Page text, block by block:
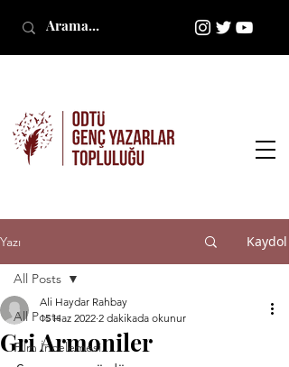
Yazı Kaydol
All Posts
Film İncelemesi
All Posts
Gri Armoniler
Ali Haydar Rahbay
15 Haz 2022 2 dakikada okunur